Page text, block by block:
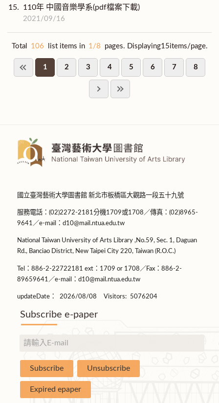
15. 110年 中國音樂學系(pdf檔案下載)
2021/09/16
Total 106 list items in 1/8 pages. Displaying15items/page.
1 2 3 4 5 6 7 8
國立臺灣藝術大學圖書館 新北市板橋區大觀路一段五十九號
服務電話：(02)2272-2181分機1709或1708／傳真：(02)8965-
9641／e-mail：d10@mail.ntua.edu.tw
National Taiwan University of Arts Library ,No.59, Sec. 1, Daguan
Rd., Banciao District, New Taipei City 220, Taiwan (R.O.C.)
Tel：886-2-22722181 ext：1709 or 1708／Fax：886-2-
89659641／e-mail：d10@mail.ntua.edu.tw
updateDate： 2026/08/08 Visitors: 5076204
Subscribe e-paper